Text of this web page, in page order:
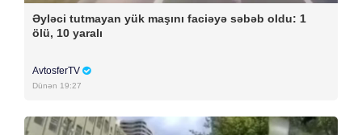
Əyləci tutmayan yük maşını faciəyə səbəb oldu: 1
ölü, 10 yaralı
AvtosferTV
Dünən 19:27